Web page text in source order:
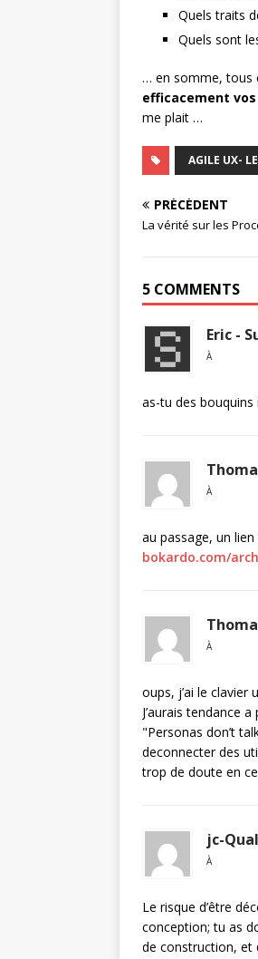
Quels traits
Quels sont
… en somme, tous
efficacement
me plait …
AGILE UX-
PRÉCÉDENT
La vérité sur les
5 COMMENTS
Eric -
À
as-tu des
À
au passage, un
bokardo.com/
À
oups, j’ai le clavier
J’aurais tendance
"Personas don’t
deconnecter des
trop de doute en
jc-
À
Le risque d’être
conception; tu as
de construction, et